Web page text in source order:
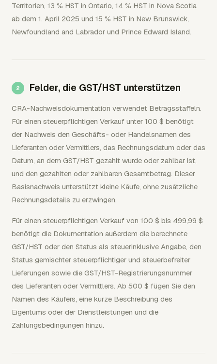
Territorien, 13 % HST in Ontario, 14 % HST in Nova Scotia
ab dem 1. April 2025 und 15 % HST in New Brunswick,
Newfoundland and Labrador und Prince Edward Island.
Felder, die GST/HST unterstützen
CRA-Nachweisdokumentation verwendet Betragsstaffeln.
Für einen steuerpflichtigen Verkauf unter 100 $ benötigt
der Nachweis den Geschäfts- oder Handelsnamen des
Lieferanten oder Vermittlers, das Rechnungsdatum oder das
Datum, an dem GST/HST gezahlt wurde oder zahlbar ist,
und den gezahlten oder zahlbaren Gesamtbetrag. Dieser
Basisnachweis unterstützt kleine Käufe, ohne zusätzliche
Rechnungsdetails zu erzwingen.
Für einen steuerpflichtigen Verkauf von 100 $ bis 499,99 $
benötigt die Dokumentation außerdem die berechnete
GST/HST oder den Status als steuerinklusive Angabe, den
Status gemischter steuerpflichtiger und steuerbefreiter
Lieferungen sowie die GST/HST-Registrierungsnummer
des Lieferanten oder Vermittlers. Ab 500 $ fügen Sie den
Namen des Käufers, eine kurze Beschreibung des
Eigentums oder der Dienstleistungen und die
Zahlungsbedingungen hinzu.